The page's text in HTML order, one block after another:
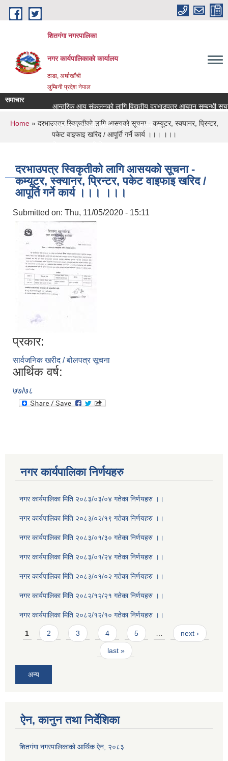
Skip to main content
शितगंगा नगरपालिका
नगर कार्यपालिकाकाे कार्यालय
ठाडा, अर्घाखाँची
लुम्बिनी प्रदेश नेपाल
समाचार
आन्तरिक आय संकलनको लागि विद्युतीय दरभाउपत्र आब्हान सम्बन्धी
रिक्त पदमा स्थायी शिक्षक सरुवा सम्बन्धमा ।।।
You are here
Home» दरभाउपत्र स्विकृतीकाे लागि आसयकाे सूचना - कम्यूटर, स्क्यानर, प्रिन्टर,
पकेट वाइफाइ खरिद / आपूर्ति गर्ने कार्य ।।। ।।।
दरभाउपत्र स्विकृतीकाे लागि आसयकाे सूचना -
कम्यूटर, स्क्यानर, प्रिन्टर, पकेट वाइफाइ खरिद /
आपूर्ति गर्ने कार्य ।।। ।।।
Submitted on: Thu, 11/05/2020 - 15:11
प्रकार:
सार्वजनिक खरीद / बोलपत्र सूचना
आर्थिक वर्ष:
७७/७८
नगर कार्यपालिका निर्णयहरु
नगर कार्यपालिका मिति २०८३/०३/०४ गतेका निर्णयहरु ।।
नगर कार्यपालिका मिति २०८३/०२/१९ गतेका निर्णयहरु ।।
नगर कार्यपालिका मिति २०८३/०१/३० गतेका निर्णयहरु ।।
नगर कार्यपालिका मिति २०८३/०१/२४ गतेका निर्णयहरु ।।
नगर कार्यपालिका मिति २०८३/०१/०२ गतेका निर्णयहरु ।।
नगर कार्यपालिका मिति २०८२/१२/२१ गतेका निर्णयहरु ।।
नगर कार्यपालिका मिति २०८२/१२/१० गतेका निर्णयहरु ।।
Pages
1 2 3 4 5 … next ›
last »
अन्य
ऐन, कानुन तथा निर्देशिका
शितगंगा नगरपालिकाको आर्थिक ऐन, २०८३